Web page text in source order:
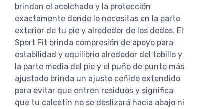
brindan el acolchado y la protección
exactamente donde lo necesitas en la parte
exterior de tu pie y alrededor de los dedos. El
Sport Fit brinda compresión de apoyo para
estabilidad y equilibrio alrededor del tobillo y
la parte media del pie y el puño de punto más
ajustado brinda un ajuste ceñido extendido
para evitar que entren residuos y significa
que tu calcetín no se deslizará hacia abajo ni